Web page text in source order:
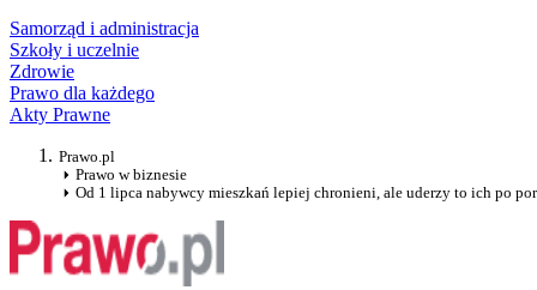
Samorząd i administracja
Szkoły i uczelnie
Zdrowie
Prawo dla każdego
Akty Prawne
Prawo.pl
Prawo w biznesie
Od 1 lipca nabywcy mieszkań lepiej chronieni, ale uderzy to ich po